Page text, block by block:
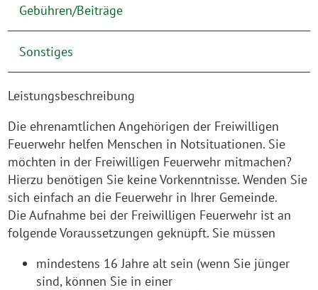
Gebühren/Beiträge
Sonstiges
Leistungsbeschreibung
Die ehrenamtlichen Angehörigen der Freiwilligen
Feuerwehr helfen Menschen in Notsituationen. Sie
möchten in der Freiwilligen Feuerwehr mitmachen?
Hierzu benötigen Sie keine Vorkenntnisse. Wenden Sie
sich einfach an die Feuerwehr in Ihrer Gemeinde.
Die Aufnahme bei der Freiwilligen Feuerwehr ist an
folgende Voraussetzungen geknüpft. Sie müssen
mindestens 16 Jahre alt sein (wenn Sie jünger
sind, können Sie in einer